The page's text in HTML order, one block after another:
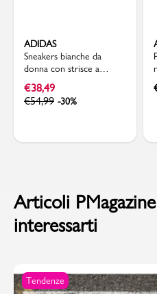
ADIDAS
Sneakers bianche da
donna con strisce a
contrasto adidas Grand
Court Base 2.0
€38,49
€54,99 -30%
Articoli
interessarti
Tendenze